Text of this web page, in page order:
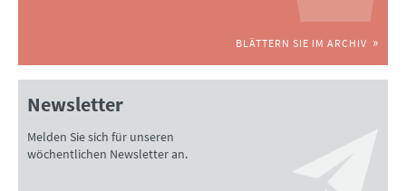
BLÄTTERN SIE IM ARCHIV
Newsletter
Melden Sie sich für unseren
wöchentlichen Newsletter an.